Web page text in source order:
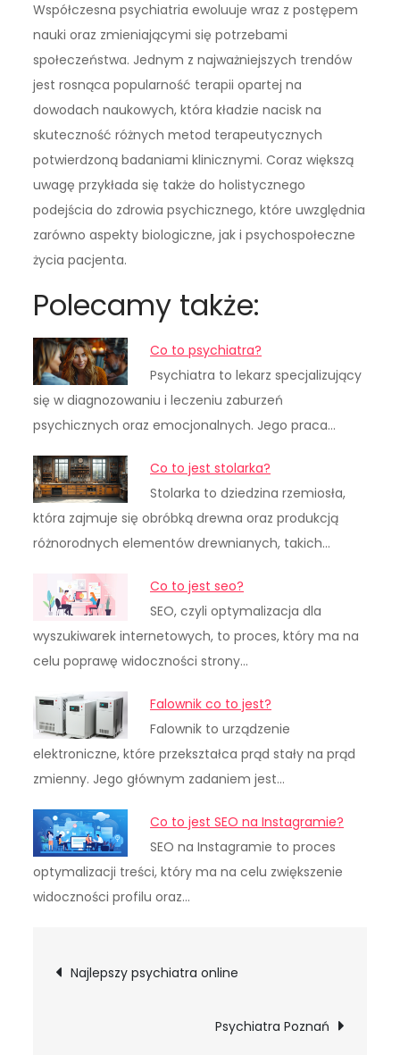
Współczesna psychiatria ewoluuje wraz z postępem
nauki oraz zmieniającymi się potrzebami
społeczeństwa. Jednym z najważniejszych trendów
jest rosnąca popularność terapii opartej na
dowodach naukowych, która kładzie nacisk na
skuteczność różnych metod terapeutycznych
potwierdzoną badaniami klinicznymi. Coraz większą
uwagę przykłada się także do holistycznego
podejścia do zdrowia psychicznego, które uwzględnia
zarówno aspekty biologiczne, jak i psychospołeczne
życia pacjenta.
Polecamy także:
Co to psychiatra?
Psychiatra to lekarz specjalizujący
się w diagnozowaniu i leczeniu zaburzeń
psychicznych oraz emocjonalnych. Jego praca…
Co to jest stolarka?
Stolarka to dziedzina rzemiosła,
która zajmuje się obróbką drewna oraz produkcją
różnorodnych elementów drewnianych, takich…
Co to jest seo?
SEO, czyli optymalizacja dla
wyszukiwarek internetowych, to proces, który ma na
celu poprawę widoczności strony…
Falownik co to jest?
Falownik to urządzenie
elektroniczne, które przekształca prąd stały na prąd
zmienny. Jego głównym zadaniem jest…
Co to jest SEO na Instagramie?
SEO na Instagramie to proces
optymalizacji treści, który ma na celu zwiększenie
widoczności profilu oraz…
Nawigacja
Najlepszy psychiatra online
Psychiatra Poznań